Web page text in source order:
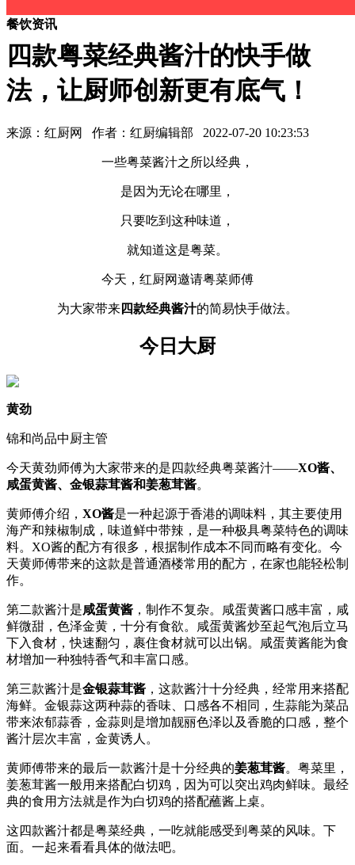
餐饮资讯
四款粤菜经典酱汁的快手做
法，让厨师创新更有底气！
来源：红厨网 作者：红厨编辑部 2022-07-20 10:23:53
一些粤菜酱汁之所以经典，
是因为无论在哪里，
只要吃到这种味道，
就知道这是粤菜。
今天，红厨网邀请粤菜师傅
为大家带来四款经典酱汁的简易快手做法。
今日大厨
黄劲
锦和尚品中厨主管
今天黄劲师傅为大家带来的是四款经典粤菜酱汁——XO酱、
咸蛋黄酱、金银蒜茸酱和姜葱茸酱。
黄师傅介绍， XO酱是一种起源于香港的调味料，其主要使用
海产和辣椒制成，味道鲜中带辣，是一种极具粤菜特色的调味
料。XO酱的配方有很多，根据制作成本不同而略有变化。今
天黄师傅带来的这款是普通酒楼常用的配方，在家也能轻松制
作。
第二款酱汁是咸蛋黄酱 ，制作不复杂。咸蛋黄酱口感丰富，咸
鲜微甜，色泽金黄，十分有食欲。咸蛋黄酱炒至起气泡后立马
下入食材，快速翻匀，裹住食材就可以出锅。咸蛋黄酱能为食
材增加一种独特香气和丰富口感。
第三款酱汁是金银蒜茸酱 ，这款酱汁十分经典，经常用来搭配
海鲜。金银蒜这两种蒜的香味、口感各不相同，生蒜能为菜品
带来浓郁蒜香，金蒜则是增加靓丽色泽以及香脆的口感，整个
酱汁层次丰富，金黄诱人。
黄师傅带来的最后一款酱汁是十分经典的姜葱茸酱。粤菜里，
姜葱茸酱一般用来搭配白切鸡，因为可以突出鸡肉鲜味。最经
典的食用方法就是作为白切鸡的搭配蘸酱上桌。
这四款酱汁都是粤菜经典，一吃就能感受到粤菜的风味。下
面。一起来看看具体的做法吧。